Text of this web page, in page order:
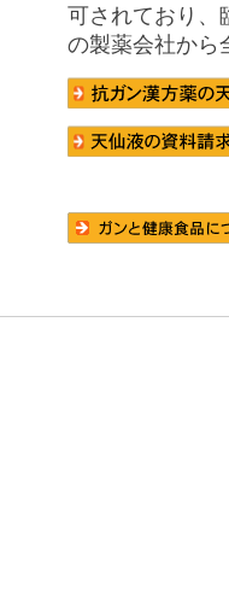
可されており、
の製薬会社から